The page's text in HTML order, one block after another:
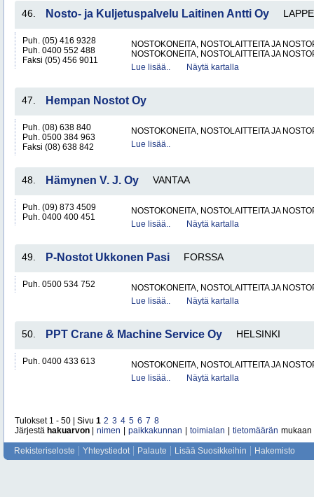
46. Nosto- ja Kuljetuspalvelu Laitinen Antti Oy
Puh. (05) 416 9328
Puh. 0400 552 488
Faksi (05) 456 9011
NOSTOKONEITA, NOSTOLAITTEITA JA
NOSTOKONEITA, NOSTOLAITTEITA JA
Lue lisää..
Näytä kartalla
47. Hempan Nostot Oy
Puh. (08) 638 840
Puh. 0500 384 963
Faksi (08) 638 842
NOSTOKONEITA, NOSTOLAITTEITA JA
Lue lisää..
48. Hämynen V. J. Oy VANTAA
Puh. (09) 873 4509
Puh. 0400 400 451
NOSTOKONEITA, NOSTOLAITTEITA JA
Lue lisää..
Näytä kartalla
49. P-Nostot Ukkonen Pasi FORSSA
Puh. 0500 534 752
NOSTOKONEITA, NOSTOLAITTEITA JA
Lue lisää..
Näytä kartalla
50. PPT Crane & Machine Service Oy HELSINKI
Puh. 0400 433 613
NOSTOKONEITA, NOSTOLAITTEITA JA
Lue lisää..
Näytä kartalla
Tulokset 1 - 50 | Sivu 1 2 3 4 5 6 7 8
Järjestä hakuarvon nimen paikkakunnan toimialan tietomäärän mukaan
Rekisteriseloste Yhteystiedot Palaute Lisää Suosikkeihin Hakemisto